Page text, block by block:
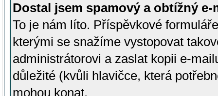
Dostal jsem spamový a obtížný
To je nám líto. Příspěvkové
kterými se snažíme vystopovat
administrátorovi a zaslat kopii e-
důležité (kvůli hlavičce, která
mohou konat.